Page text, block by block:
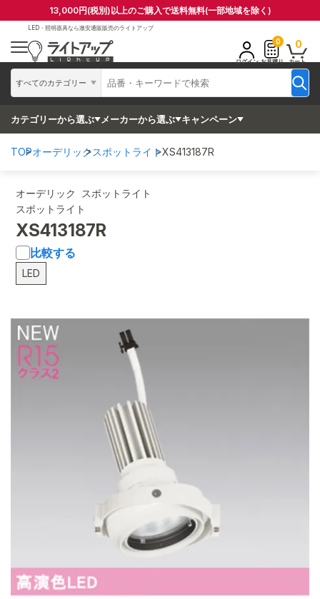
13,000円(税別)以上のご購入で送料無料(一部地域を除く)
LED・照明器具なら激安通販販売のライトアップ
すべてのカテゴリー
ログイン
0
お見積り
0
カート
カテゴリーから選ぶ メーカーから選ぶ キャンペーン
TOPオーデリックスポットライトXS413187R
オーデリック スポットライト
スポットライト
XS413187R
比較する
LED